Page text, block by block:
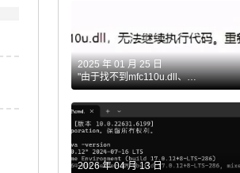
2025 年 01 月 25 日
"由于找不到mfc110u.dll、
MSVCR110.dll无法继续执行代码"问题
解决
2026 年 04 月 13 日